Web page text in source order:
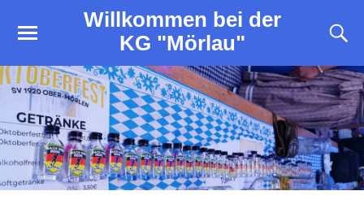
Willkommen bei der
KG "Mörlau"